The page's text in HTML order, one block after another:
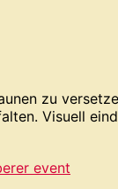
zu
Visuell
event